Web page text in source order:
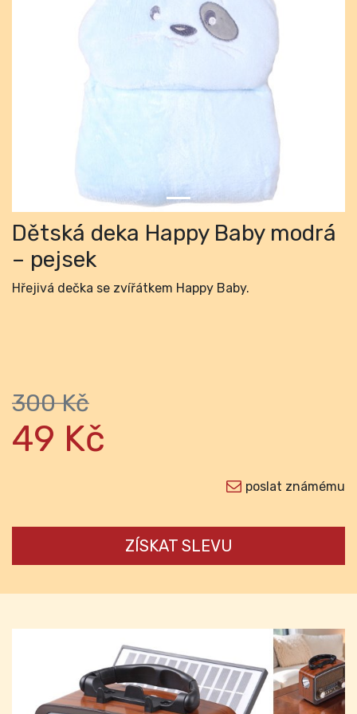
Dětská deka Happy Baby modrá
– pejsek
Hřejivá dečka se zvířátkem Happy Baby.
300 Kč
49 Kč
poslat známému
ZÍSKAT SLEVU